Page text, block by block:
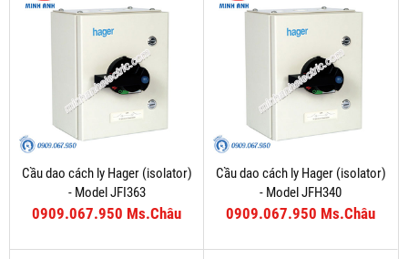
Cầu dao cách ly Hager (isolator)
- Model JFI363
0909.067.950 Ms.Châu
Cầu dao cách ly Hager (isolator)
- Model JFH340
0909.067.950 Ms.Châu